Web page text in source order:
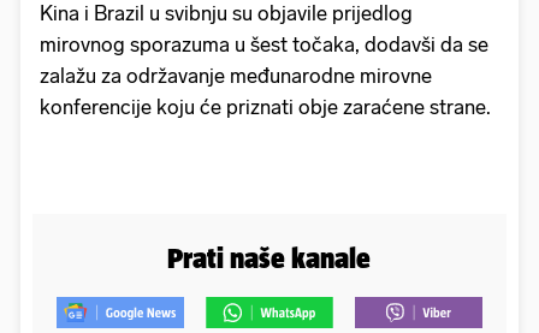
Kina i Brazil u svibnju su objavile prijedlog
mirovnog sporazuma u šest točaka, dodavši da se
zalažu za održavanje međunarodne mirovne
konferencije koju će priznati obje zaraćene strane.
Prati naše kanale